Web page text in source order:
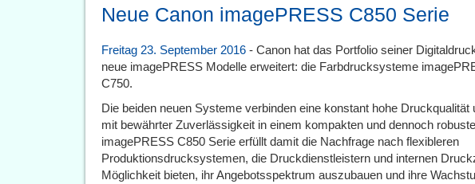
Neue Canon imagePRESS C850 Serie
Freitag 23. September 2016 - Canon hat das Portfolio seiner
neue imagePRESS Modelle erweitert: die Farbdrucksysteme
C750.
Die beiden neuen Systeme verbinden eine konstant hohe Druckqualität
mit bewährter Zuverlässigkeit in einem kompakten und dennoch
imagePRESS C850 Serie erfüllt damit die Nachfrage nach flexibleren
Produktionsdrucksystemen, die Druckdienstleistern und internen
Möglichkeit bieten, ihr Angebotsspektrum auszubauen und ihre